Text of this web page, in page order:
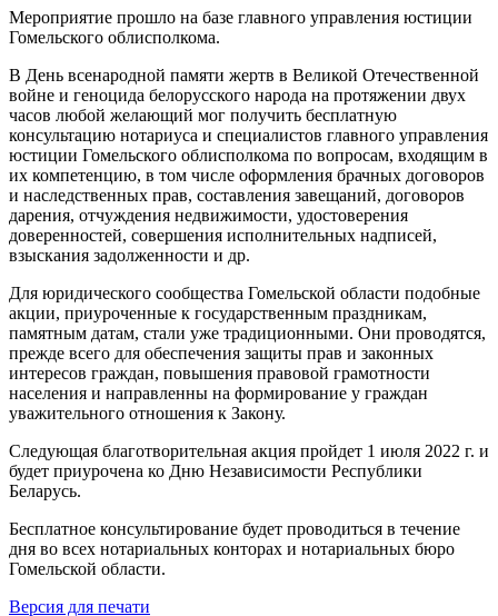
Мероприятие прошло на базе главного управления юстиции
Гомельского облисполкома.
В День всенародной памяти жертв в Великой Отечественной
войне и геноцида белорусского народа на протяжении двух
часов любой желающий мог получить бесплатную
консультацию нотариуса и специалистов главного управления
юстиции Гомельского облисполкома по вопросам, входящим в
их компетенцию, в том числе оформления брачных договоров
и наследственных прав, составления завещаний, договоров
дарения, отчуждения недвижимости, удостоверения
доверенностей, совершения исполнительных надписей,
взыскания задолженности и др.
Для юридического сообщества Гомельской области подобные
акции, приуроченные к государственным праздникам,
памятным датам, стали уже традиционными. Они проводятся,
прежде всего для обеспечения защиты прав и законных
интересов граждан, повышения правовой грамотности
населения и направленны на формирование у граждан
уважительного отношения к Закону.
Следующая благотворительная акция пройдет 1 июля 2022 г. и
будет приурочена ко Дню Независимости Республики
Беларусь.
Бесплатное консультирование будет проводиться в течение
дня во всех нотариальных конторах и нотариальных бюро
Гомельской области.
Версия для печати